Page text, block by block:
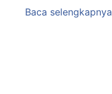
Baca selengkapnya